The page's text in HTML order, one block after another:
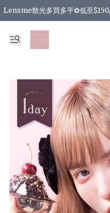
Lensme散光多買多平✿低至
台灣Karacon⁩✧日拋 特價清貨❁⃘
日本韓國多款日/月拋現貨☼ 特價
🇰🇷韓國多款月拋現貨 特價兩對
精選商品，任選買2件或以上9 折
精選商品，任選買2件HKD
精選商品，任選買2件HKD
精選商品，任選買2件HKD
精選商品，任選買2件HKD
精選商品，任選買2件或以上減
精選商品，任選買2件或以上減
精選商品，任選買2件或以上95
精選商品，任選買12件或以上87 折
精選商品，任選買2件或以上減
精選商品，任選買2件或以上95
購物滿 HKD 800.00即享免運費